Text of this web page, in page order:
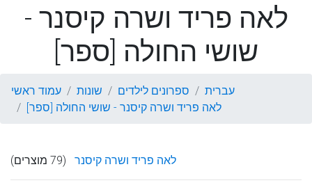
לאה פריד ושרה קיסנר -
שושי החולה [ספר]
עמוד ראשי שונות ספרונים לילדים
עברית
לאה פריד ושרה קיסנר - שושי החולה [ספר]
לאה פריד ושרה קיסנר (79 מוצרים)